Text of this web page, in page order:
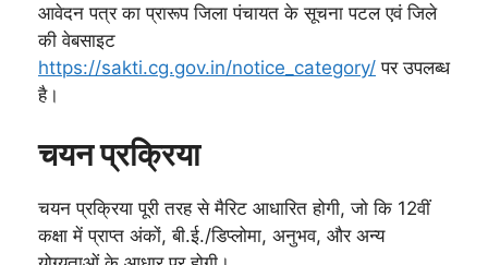
आवेदन पत्र का प्रारूप जिला पंचायत के सूचना पटल एवं जिले
की वेबसाइट
https://sakti.cg.gov.in/notice_category/ पर उपलब्ध
है।
चयन प्रक्रिया
चयन प्रक्रिया पूरी तरह से मैरिट आधारित होगी, जो कि 12वीं
कक्षा में प्राप्त अंकों, बी.ई./डिप्लोमा, अनुभव, और अन्य